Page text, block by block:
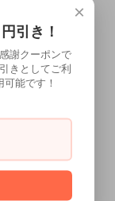
ませ
×
引き！
謝クーポンで
きとしてご利
能です！